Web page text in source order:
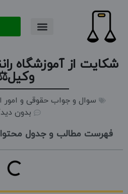
شکایت از آموزشگاه
سوال و جواب حقوقی و امور
بدون
فهرست مطالب و جدول محتوا